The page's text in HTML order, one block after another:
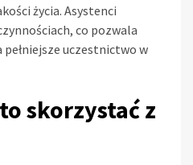
życia. Asystenci
co pozwala
uczestnictwo w
skorzystać z